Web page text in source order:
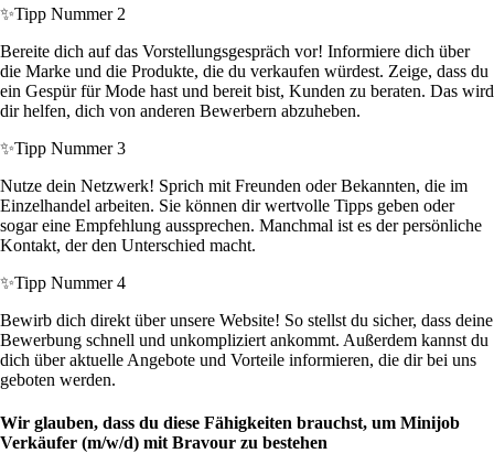
✨Tipp Nummer 2
Bereite dich auf das Vorstellungsgespräch vor! Informiere dich über
die Marke und die Produkte, die du verkaufen würdest. Zeige, dass du
ein Gespür für Mode hast und bereit bist, Kunden zu beraten. Das wird
dir helfen, dich von anderen Bewerbern abzuheben.
✨Tipp Nummer 3
Nutze dein Netzwerk! Sprich mit Freunden oder Bekannten, die im
Einzelhandel arbeiten. Sie können dir wertvolle Tipps geben oder
sogar eine Empfehlung aussprechen. Manchmal ist es der persönliche
Kontakt, der den Unterschied macht.
✨Tipp Nummer 4
Bewirb dich direkt über unsere Website! So stellst du sicher, dass deine
Bewerbung schnell und unkompliziert ankommt. Außerdem kannst du
dich über aktuelle Angebote und Vorteile informieren, die dir bei uns
geboten werden.
Wir glauben, dass du diese Fähigkeiten brauchst, um Minijob
Verkäufer (m/w/d) mit Bravour zu bestehen